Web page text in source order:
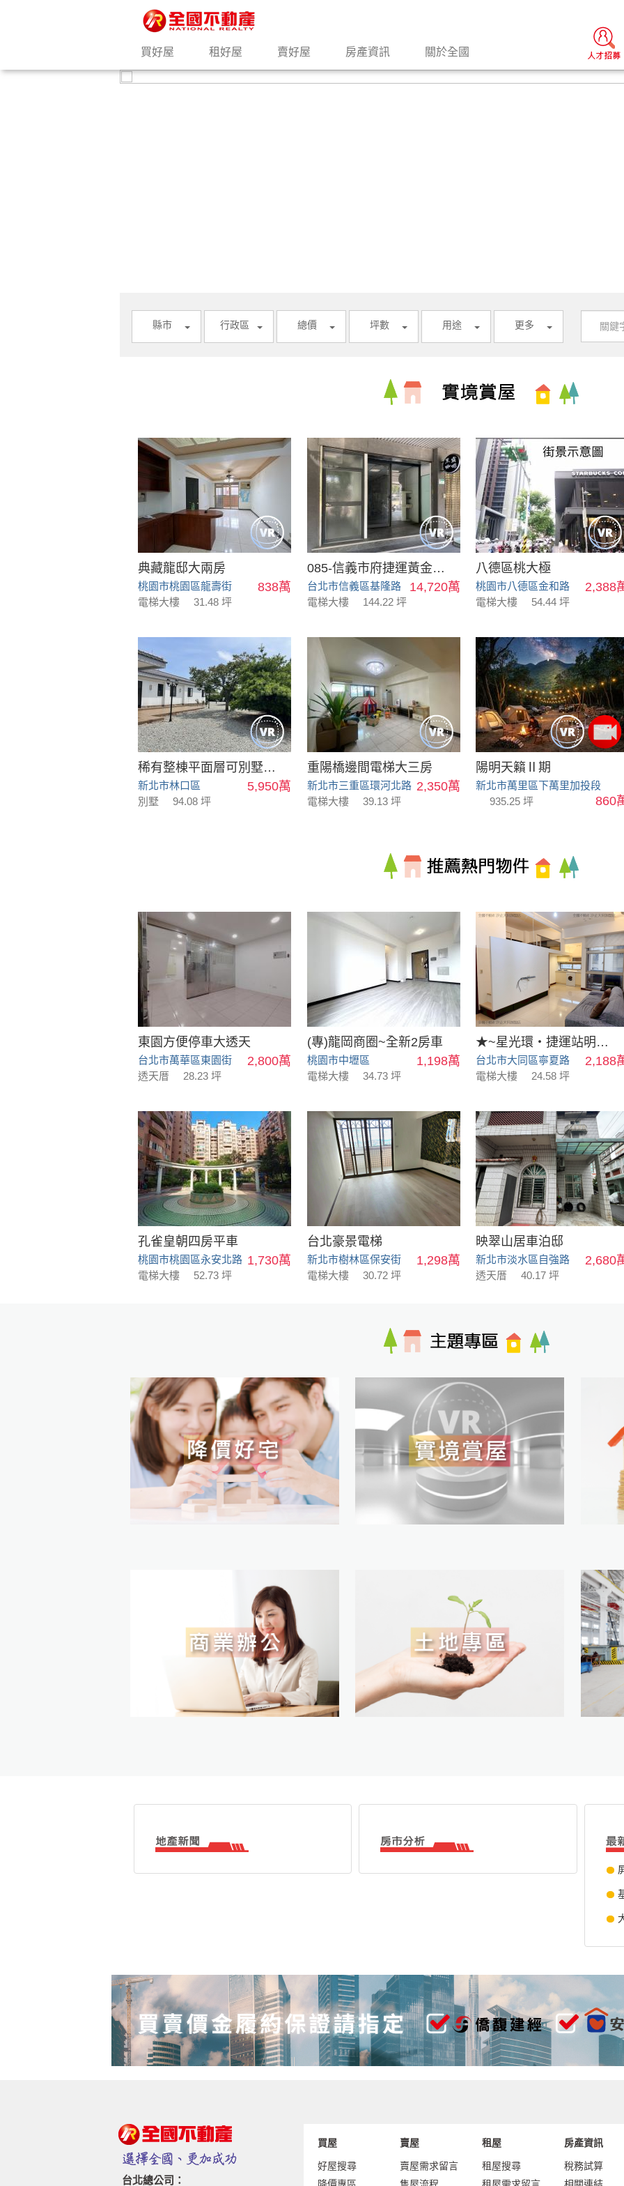
買好屋 租好屋 賣好屋 房產資訊 關於全國
縣市 行政區 總價 坪數 用途 更多
典藏龍邸大兩房
桃園市桃園區龍壽街 838萬
電梯大樓 31.48 坪
085-信義市府捷運黃金店面
台北市信義區基隆路 14,720萬
電梯大樓 144.22 坪
八德區桃大極
桃園市八德區金和路 2,388
電梯大樓 54.44 坪
稀有整棟平面層可別墅可會館
新北市林口區 5,950萬
別墅 94.08 坪
重陽橋邊間電梯大三房
新北市三重區環河北路 2,350萬
電梯大樓 39.13 坪
陽明天籟Ⅱ期
新北市萬里區下萬里加投段
860
935.25 坪
東園方便停車大透天
台北市萬華區東園街 2,800萬
透天厝 28.23 坪
(專)龍岡商圈~全新2房車
桃園市中壢區 1,198萬
電梯大樓 34.73 坪
★~星光環‧捷運站明星學區採光兩房車~★
台北市大同區寧夏路 2,188
電梯大樓 24.58 坪
孔雀皇朝四房平車
桃園市桃園區永安北路 1,730萬
電梯大樓 52.73 坪
台北豪景電梯
新北市樹林區保安街 1,298萬
電梯大樓 30.72 坪
映翠山居車泊邸
新北市淡水區自強路 2,680
透天厝 40.17 坪
台北總公司：
買屋
好屋搜尋
賣屋
賣屋需求留言
租屋
租屋搜尋
房產資訊
稅務試算